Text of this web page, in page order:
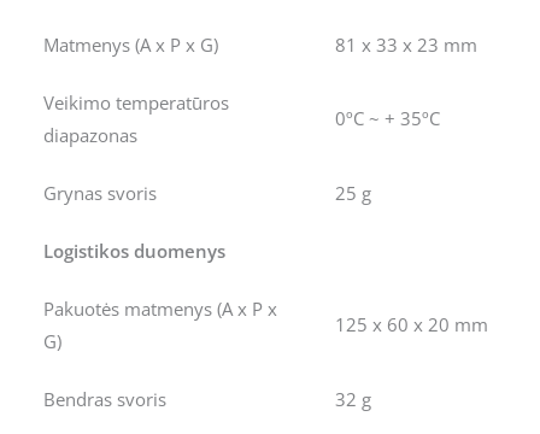
Matmenys (A x P x G) 81 x 33 x 23 mm
Veikimo temperatūros
diapazonas
0ºC ~ + 35ºC
Grynas svoris 25 g
Logistikos duomenys
Pakuotės matmenys (A x P x
G)
125 x 60 x 20 mm
Bendras svoris 32 g